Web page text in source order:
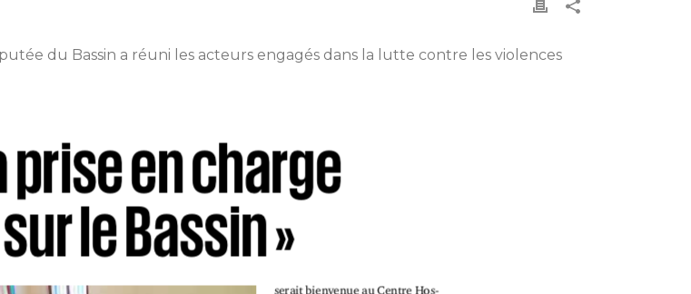
du Bassin a réuni les acteurs engagés dans la lutte contre les violences